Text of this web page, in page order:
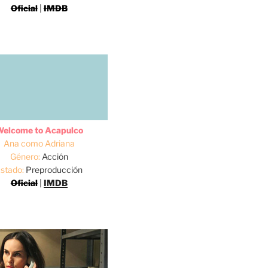
Oficial|IMDB
to Acapulco
Ana como Adriana
Género:Acción
Preproducción
Oficial| IMDB